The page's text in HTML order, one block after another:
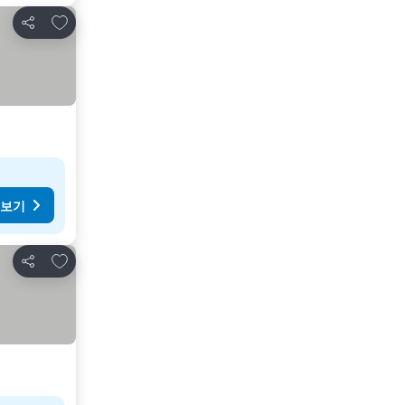
공유
즐겨찾기에 추가
기
공유
즐겨찾기에 추가